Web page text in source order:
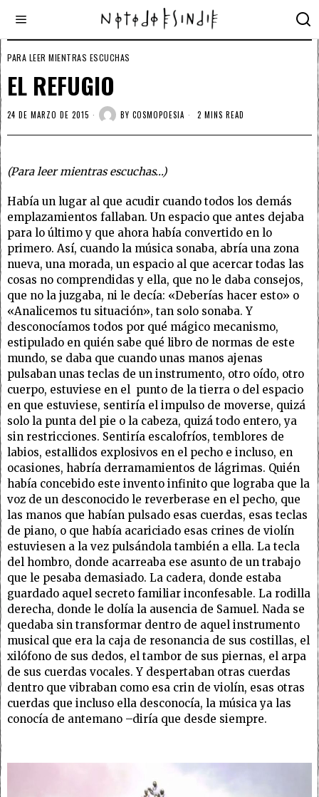
PARA LEER MIENTRAS ESCUCHAS
EL REFUGIO
24 DE MARZO DE 2015 BY COSMOPOESIA 2 MINS READ
(Para leer mientras escuchas…)
Había un lugar al que acudir cuando todos los demás
emplazamientos fallaban. Un espacio que antes dejaba
para lo último y que ahora había convertido en lo
primero. Así, cuando la música sonaba, abría una zona
nueva, una morada, un espacio al que acercar todas las
cosas no comprendidas y ella, que no le daba consejos,
que no la juzgaba, ni le decía: «Deberías hacer esto» o
«Analicemos tu situación», tan solo sonaba. Y
desconocíamos todos por qué mágico mecanismo,
estipulado en quién sabe qué libro de normas de este
mundo, se daba que cuando unas manos ajenas
pulsaban unas teclas de un instrumento, otro oído, otro
cuerpo, estuviese en el punto de la tierra o del espacio
en que estuviese, sentiría el impulso de moverse, quizá
solo la punta del pie o la cabeza, quizá todo entero, ya
sin restricciones. Sentiría escalofríos, temblores de
labios, estallidos explosivos en el pecho e incluso, en
ocasiones, habría derramamientos de lágrimas. Quién
había concebido este invento infinito que lograba que la
voz de un desconocido le reverberase en el pecho, que
las manos que habían pulsado esas cuerdas, esas teclas
de piano, o que había acariciado esas crines de violín
estuviesen a la vez pulsándola también a ella. La tecla
del hombro, donde acarreaba ese asunto de un trabajo
que le pesaba demasiado. La cadera, donde estaba
guardado aquel secreto familiar inconfesable. La rodilla
derecha, donde le dolía la ausencia de Samuel. Nada se
quedaba sin transformar dentro de aquel instrumento
musical que era la caja de resonancia de sus costillas, el
xilófono de sus dedos, el tambor de sus piernas, el arpa
de sus cuerdas vocales. Y despertaban otras cuerdas
dentro que vibraban como esa crin de violín, esas otras
cuerdas que incluso ella desconocía, la música ya las
conocía de antemano –diría que desde siempre.